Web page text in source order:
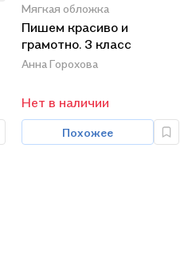
Мягкая обложка
Пишем красиво и
грамотно. 3 класс
Анна Горохова
Нет в наличии
Похожее